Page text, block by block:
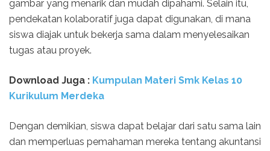
gambar yang menarik dan mudah dipahami. Selain itu,
pendekatan kolaboratif juga dapat digunakan, di mana
siswa diajak untuk bekerja sama dalam menyelesaikan
tugas atau proyek.
Download Juga : Kumpulan Materi Smk Kelas 10
Kurikulum Merdeka
Dengan demikian, siswa dapat belajar dari satu sama lain
dan memperluas pemahaman mereka tentang akuntansi